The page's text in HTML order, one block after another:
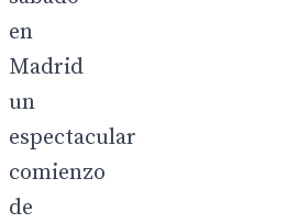
en
Madrid
un
espectacular
comienzo
de